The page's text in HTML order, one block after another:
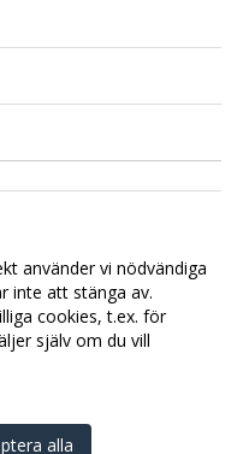
använder vi nödvändiga
inte att stänga av.
cookies, t.ex. för
själv om du vill
alla